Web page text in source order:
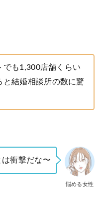
でも1,300店舗くらい
と結婚相談所の数に驚
悩める女性
衝撃だな〜